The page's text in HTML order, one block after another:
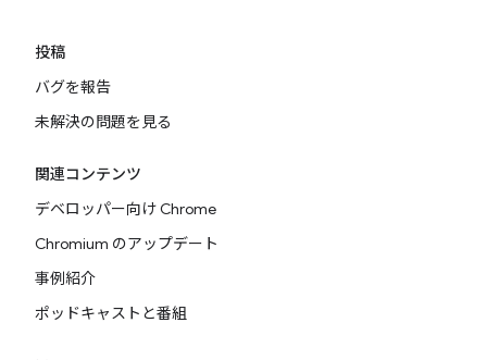
投稿
バグを報告
未解決の問題を見る
関連コンテンツ
デベロッパー向け Chrome
Chromium のアップデート
事例紹介
ポッドキャストと番組